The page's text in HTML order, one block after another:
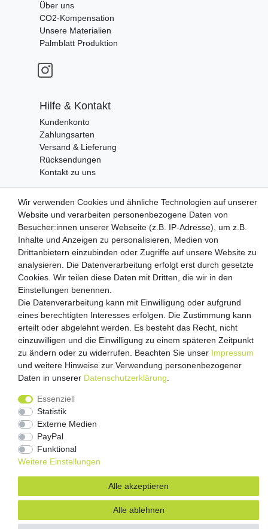
Über uns
CO2-Kompensation
Unsere Materialien
Palmblatt Produktion
Hilfe & Kontakt
Kundenkonto
Zahlungsarten
Versand & Lieferung
Rücksendungen
Kontakt zu uns
Zahlungsanbieter
Versandpartner
Impressum Daten­schutz­erklärung
Wir verwenden Cookies und ähnliche Technologien auf unserer
Website und verarbeiten personenbezogene Daten von
Besucher:innen unserer Webseite (z.B. IP-Adresse), um z.B.
Inhalte und Anzeigen zu personalisieren, Medien von
Drittanbietern einzubinden oder Zugriffe auf unsere Website zu
analysieren. Die Datenverarbeitung erfolgt erst durch gesetzte
Cookies. Wir teilen diese Daten mit Dritten, die wir in den
Einstellungen benennen.
Die Datenverarbeitung kann mit Einwilligung oder aufgrund
eines berechtigten Interesses erfolgen. Die Zustimmung kann
erteilt oder abgelehnt werden. Es besteht das Recht, nicht
einzuwilligen und die Einwilligung zu einem späteren Zeitpunkt
zu ändern oder zu widerrufen. Beachten Sie unser Impressum
und weitere Hinweise zur Verwendung personenbezogener
Daten in unserer Daten­schutz­erklärung
Essenziell
Statistik
Externe Medien
PayPal
Funktional
Weitere Einstellungen
Alle akzeptieren
Alle ablehnen